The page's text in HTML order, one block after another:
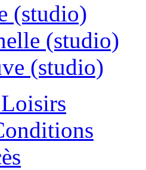
(studio)
(studio)
(studio)